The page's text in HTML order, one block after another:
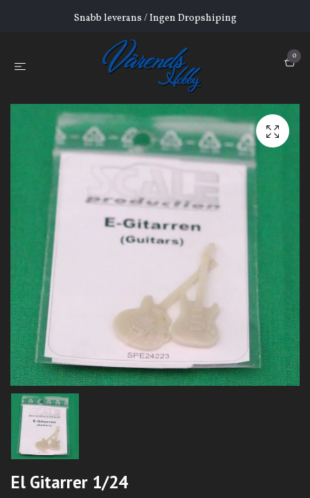
Snabb leverans / Ingen Dropshiping
0
El Gitarrer 1/24